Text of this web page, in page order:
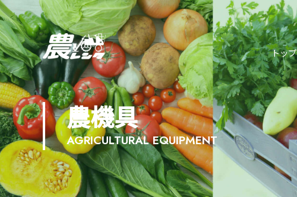
トップ
農機具
AGRICULTURAL EQUIPMENT